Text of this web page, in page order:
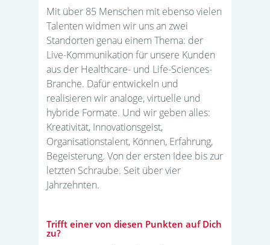
Mit über 85 Menschen mit ebenso vielen
Talenten widmen wir uns an zwei
Standorten genau einem Thema: der
Live-Kommunikation für unsere Kunden
aus der Healthcare- und Life-Sciences-
Branche. Dafür entwickeln und
realisieren wir analoge, virtuelle und
hybride Formate. Und wir geben alles:
Kreativität, Innovationsgeist,
Organisationstalent, Können, Erfahrung,
Begeisterung. Von der ersten Idee bis zur
letzten Schraube. Seit über vier
Jahrzehnten.
Trifft einer von diesen Punkten auf Dich
zu?